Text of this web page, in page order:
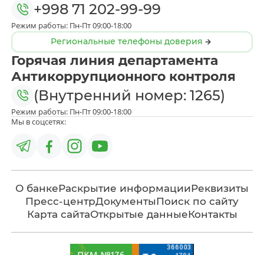
+998 71 202-99-99
Режим работы: Пн-Пт 09:00-18:00
Региональные телефоны доверия
Горячая линия департамента
Антикоррупционного контроля
(Внутренний номер: 1265)
Режим работы: Пн-Пт 09:00-18:00
Мы в соцсетях:
О банкеРаскрытие информацииРеквизиты
Пресс-центрДокументыПоиск по сайту
Карта сайтаОткрытые данныеКонтакты